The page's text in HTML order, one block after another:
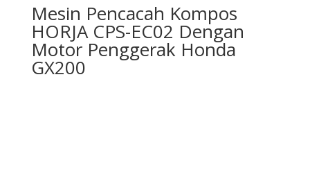
Mesin Pencacah Kompos
HORJA CPS-EC02 Dengan
Motor Penggerak Honda
GX200